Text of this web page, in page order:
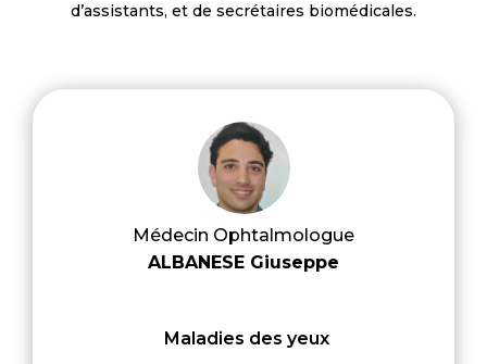
d’assistants, et de secrétaires biomédicales.
Médecin Ophtalmologue
ALBANESE Giuseppe
Maladies des yeux